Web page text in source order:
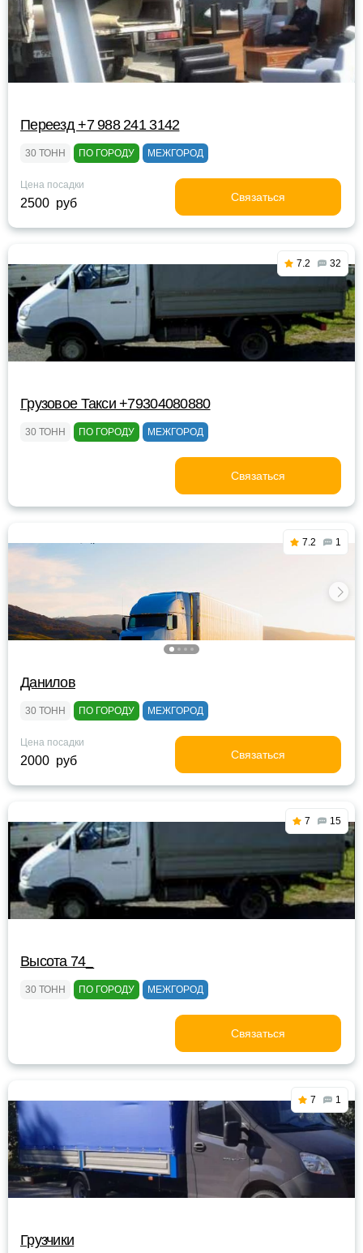
Переезд +7 988 241 3142
30 ТОНН ПО ГОРОДУ МЕЖГОРОД
Цена посадки
2500 руб Связаться
7.2 32
Грузовое Такси +79304080880
30 ТОНН ПО ГОРОДУ МЕЖГОРОД
Связаться
7.2 1
Данилов
30 ТОНН ПО ГОРОДУ МЕЖГОРОД
Цена посадки
2000 руб Связаться
7 15
Высота 74_
30 ТОНН ПО ГОРОДУ МЕЖГОРОД
Связаться
7 1
Грузчики